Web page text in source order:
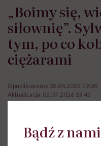
„Boimy się,
siłownię”.
tym, po co
ciężarami
Opublikowano: 02.04.2025 19:00
Aktualizacja: 02.07.2026 13:45
Bądź z